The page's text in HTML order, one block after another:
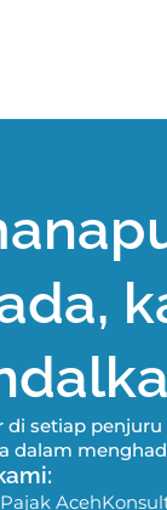
di setiap
dalam
Aceh